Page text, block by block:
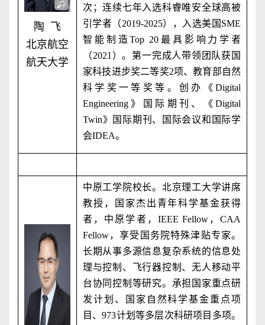
陶 飞
北京航空
航天大学
次；连续七年入选科睿唯安全球高被
引学者（2019-2025），入选美国 SME
智能制造Top 20 最具影响力学者
（2021 ）。第一完成人带领团队获国
家科技进步奖二等奖2项、教育部自然
科学奖一等奖等。创办《 Digital
Engineering 》国际期刊、《 Digital
Twin》国际期刊、国际会议和国际学
会IDEA。
中原工学院校长。北京理工大学讲席
教授，国家杰出青年科学基金获得
者，中原学者， IEEE Fellow，CAA
Fellow，享受国务院特殊津贴专家。
长期从事多源信息复杂系统的信息处
理与控制、飞行器控制、无人移动平
台协同控制等研究。承担国家重点研
发计划、国家自然科学基金重点项
目、973计划等多层次科研项目多项。